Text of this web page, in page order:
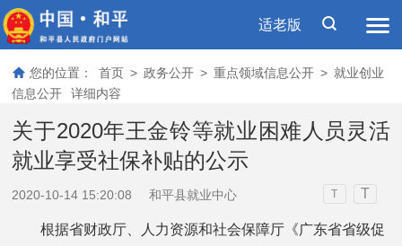
适老版
您的位置： 首页 > 政务公开 > 重点领域信息公开 > 就业创业
信息公开
详细内容
关于2020年王金铃等就业困难人员灵活
就业享受社保补贴的公示
2020-10-14 15:20:08 和平县就业中心 T T
根据省财政厅、人力资源和社会保障厅《广东省省级促